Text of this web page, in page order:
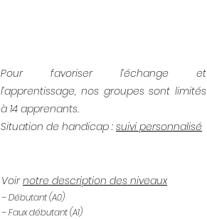
Pour favoriser l’échange et
l’apprentissage, nos groupes sont limités
à 14 apprenants.
Situation de handicap : suivi personnalisé
Voirnotre description des niveaux
– Débutant (A0)
– Faux débutant (A1)